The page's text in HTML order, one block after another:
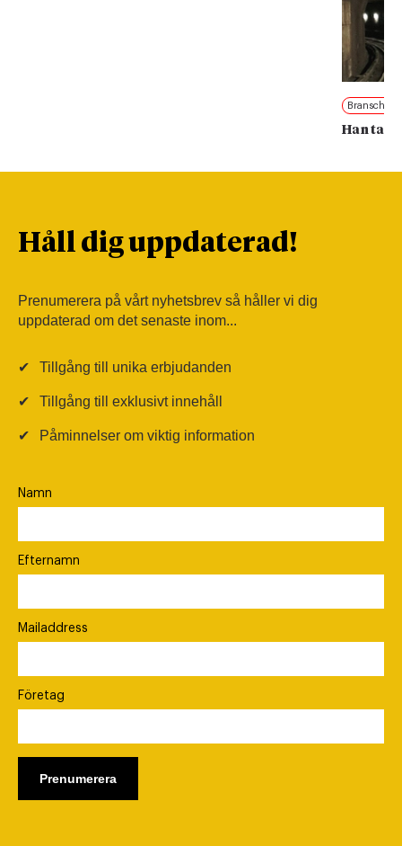
Han tar
Håll dig uppdaterad!
Prenumerera på vårt nyhetsbrev så håller vi dig
uppdaterad om det senaste inom...
✔ Tillgång till unika erbjudanden
✔ Tillgång till exklusivt innehåll
✔ Påminnelser om viktig information
Namn
Efternamn
Mailaddress
Företag